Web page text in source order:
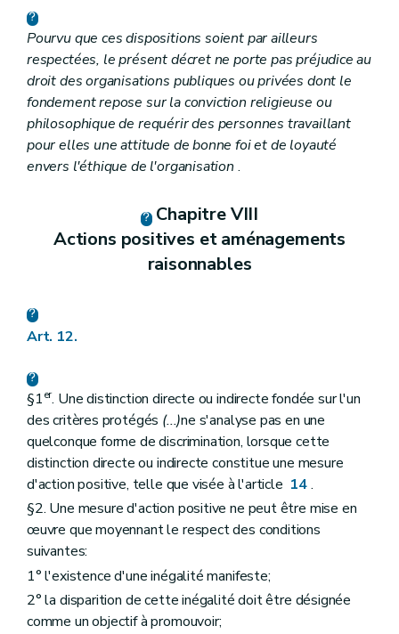
Pourvu que ces dispositions soient par ailleurs
respectées, le présent décret ne porte pas préjudice au
droit des organisations publiques ou privées dont le
fondement repose sur la conviction religieuse ou
philosophique de requérir des personnes travaillant
pour elles une attitude de bonne foi et de loyauté
envers l'éthique de l'organisation .
Chapitre VIII
Actions positives et aménagements
raisonnables
Art. 12.
§1er. Une distinction directe ou indirecte fondée sur l'un
des critères protégés (...)ne s'analyse pas en une
quelconque forme de discrimination, lorsque cette
distinction directe ou indirecte constitue une mesure
d'action positive, telle que visée à l'article 14.
§2. Une mesure d'action positive ne peut être mise en
œuvre que moyennant le respect des conditions
suivantes:
1° l'existence d'une inégalité manifeste;
2° la disparition de cette inégalité doit être désignée
comme un objectif à promouvoir;